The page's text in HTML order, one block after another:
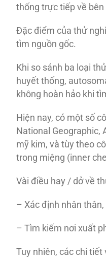
thống trực tiếp về
Đặc điểm của thử
tìm nguồn gốc.
Khi so sánh ba loại
huyết thống,
không hoàn hảo khi
Hiện nay, có một số
National Geographic,
mỹ kim, và tùy theo
trong miệng (inner
Vài điều hay / dở về
– Xác định nhân
– Tìm kiếm nơi xuất
Tuy nhiên, các chi